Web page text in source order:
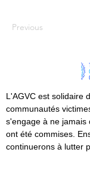
Previous
L'AGVC est solidaire
communautés
s'engage à ne jamais
ont été commises.
continuerons à lutter